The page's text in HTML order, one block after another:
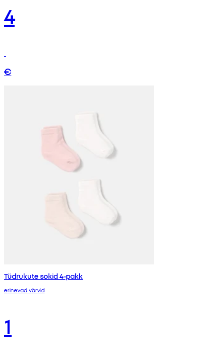
4
€
Tüdrukute sokid 4-pakk
erinevad värvid
1